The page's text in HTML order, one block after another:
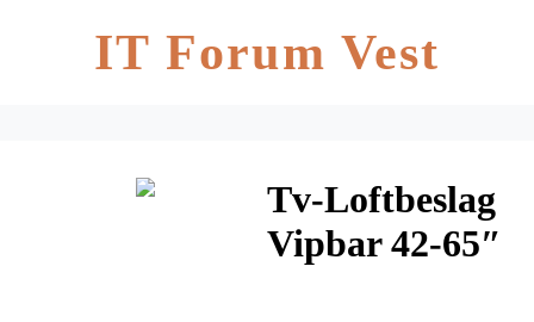
IT Forum Vest
Tv-Loftbeslag
Vipbar 42-65″